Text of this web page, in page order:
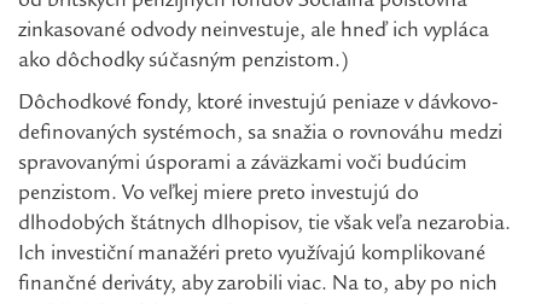
zinkasované odvody neinvestuje, ale hneď ich vypláca
ako dôchodky súčasným penzistom.)
Dôchodkové fondy, ktoré investujú peniaze v dávkovo-
definovaných systémoch, sa snažia o rovnováhu medzi
spravovanými úsporami a záväzkami voči budúcim
penzistom. Vo veľkej miere preto investujú do
dlhodobých štátnych dlhopisov, tie však veľa nezarobia.
Ich investiční manažéri preto využívajú komplikované
finančné deriváty, aby zarobili viac. Na to, aby po nich